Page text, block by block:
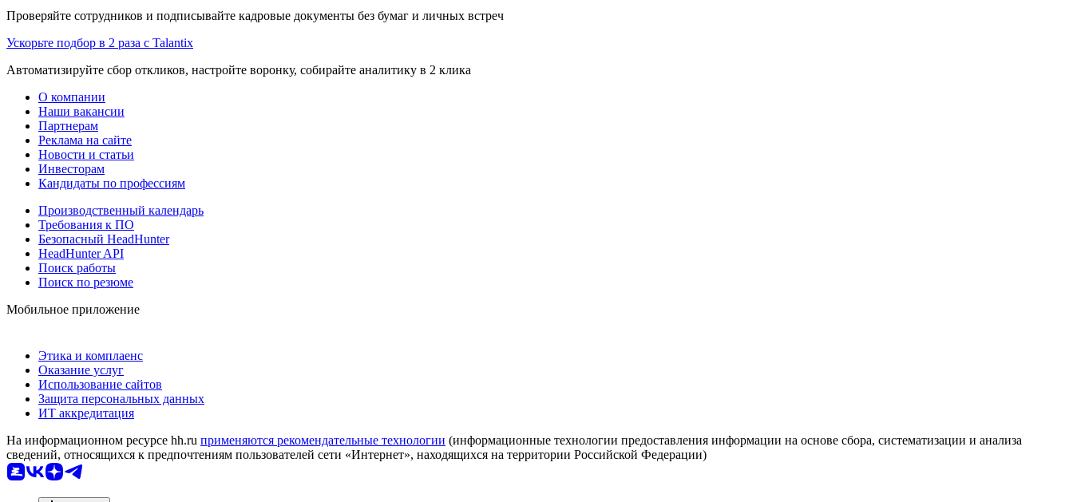
Проверяйте сотрудников и подписывайте кадровые документы без бумаг и личных встреч
Ускорьте подбор в 2 раза с Talantix
Автоматизируйте сбор откликов, настройте воронку, собирайте аналитику в 2 клика
О компании
Наши вакансии
Партнерам
Реклама на сайте
Новости и статьи
Инвесторам
Кандидаты по профессиям
Производственный календарь
Требования к ПО
Безопасный HeadHunter
HeadHunter API
Поиск работы
Поиск по резюме
Мобильное приложение
Этика и комплаенс
Оказание услуг
Использование сайтов
Защита персональных данных
ИТ аккредитация
На информационном ресурсе hh.ru применяются рекомендательные технологии (информационные технологии предоставления информации на основе сбора, систематизации и анализа
сведений, относящихся к предпочтениям пользователей сети «Интернет», находящихся на территории Российской Федерации)